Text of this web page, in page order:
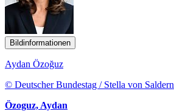
Bildinformationen
Aydan Özoğuz
© Deutscher Bundestag / Stella von Saldern
Özoguz, Aydan